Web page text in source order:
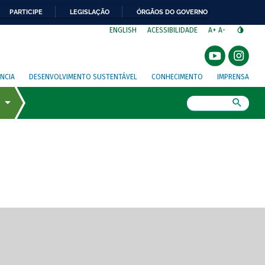
PARTICIPE LEGISLAÇÃO ÓRGÃOS DO GOVERNO
ENGLISH ACESSIBILIDADE A+ A-
DESENVOLVIMENTO SUSTENTÁVEL CONHECIMENTO IMPRENSA
de tela